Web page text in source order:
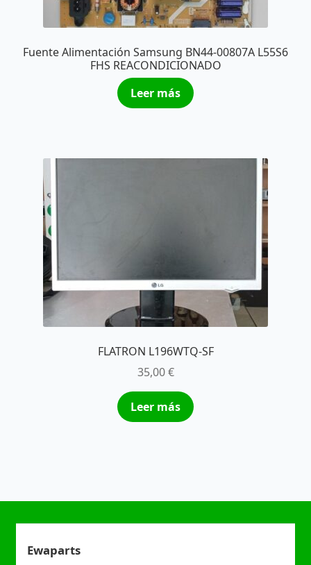
Fuente Alimentación Samsung BN44-00807A L55S6
FHS REACONDICIONADO
Leer más
FLATRON L196WTQ-SF
35,00€
Leer más
Ewaparts